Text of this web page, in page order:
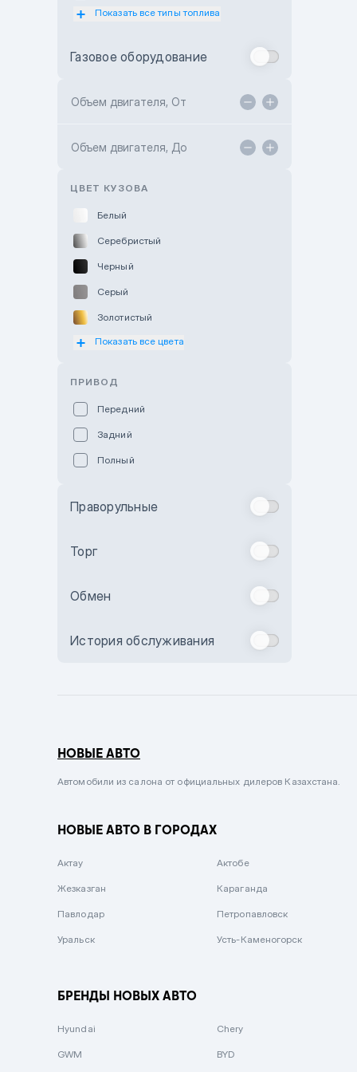
Subaru Motor Almaty
Toyota Kokshetau
Hyundai ShymCity
Показать все типы топлива
Газовое оборудование
Объем двигателя, От
Объем двигателя, До
ЦВЕТ КУЗОВА
Белый
Серебристый
Черный
Серый
Золотистый
Оранжевый
Бежевый
Комбинированный
Сиреневый металлик
Вишневый
Зеленый металлик
Показать все цвета
ПРИВОД
Передний
Задний
Полный
Праворульные
Торг
Обмен
История обслуживания
НОВЫЕ АВТО
Автомобили из салона от официальных дилеров Казахстана.
НОВЫЕ АВТО В ГОРОДАХ
Актау Актобе
Жезказган Караганда
Павлодар Петропавловск
Уральск Усть-Каменогорск
БРЕНДЫ НОВЫХ АВТО
Hyundai Chery
GWM BYD